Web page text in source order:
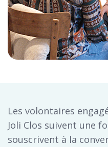
Les volontaires
Joli Clos suivent une
souscrivent à la